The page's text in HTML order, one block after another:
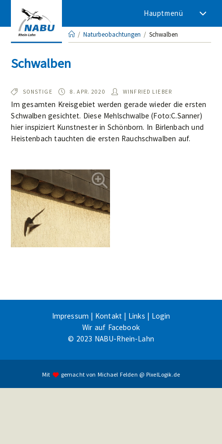
springen
Hauptmenü
/ Naturbeobachtungen / Schwalben
Schwalben
TYP:
SONSTIGE
BEOBACHTET
AM:
8. APR. 2020 AUTOR/IN:
WINFRIED LIEBER
Im gesamten Kreisgebiet werden gerade wieder die ersten
Schwalben gesichtet. Diese Mehlschwalbe (Foto:C.Sanner)
hier inspiziert Kunstnester in Schönborn. In Birlenbach und
Heistenbach tauchten die ersten Rauchschwalben auf.
Impressum Kontakt Links
Login
Wir auf Facebook
© 2023 NABU-Rhein-Lahn
Mit gemacht von Michael Felden @PixelLogik.de